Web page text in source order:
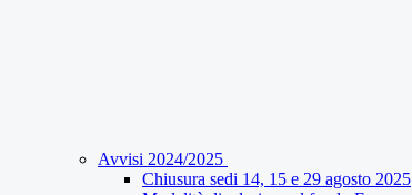
Avvisi 2024/2025
Chiusura sedi 14, 15 e 29 agosto 2025